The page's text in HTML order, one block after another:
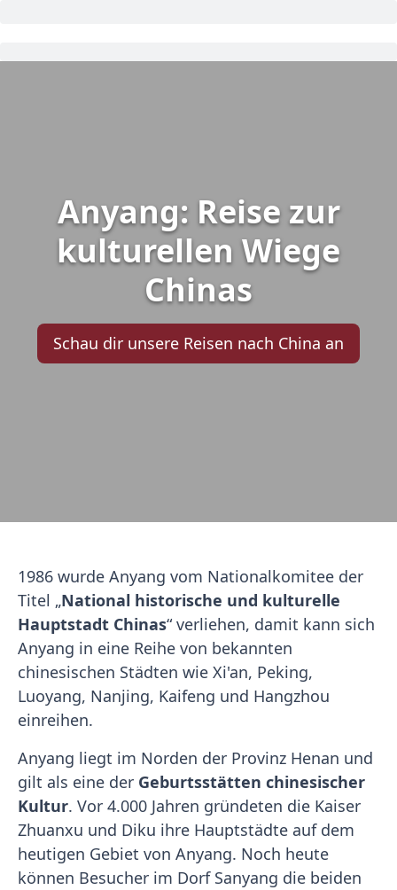
Anyang: Reise zur
kulturellen Wiege
Chinas
Schau dir unsere Reisen nach China an
1986 wurde Anyang vom Nationalkomitee der
Titel „National historische und kulturelle
Hauptstadt Chinas“ verliehen, damit kann sich
Anyang in eine Reihe von bekannten
chinesischen Städten wie Xi'an, Peking,
Luoyang, Nanjing, Kaifeng und Hangzhou
einreihen.
Anyang liegt im Norden der Provinz Henan und
gilt als eine der Geburtsstätten chinesischer
Kultur. Vor 4.000 Jahren gründeten die Kaiser
Zhuanxu und Diku ihre Hauptstädte auf dem
heutigen Gebiet von Anyang. Noch heute
können Besucher im Dorf Sanyang die beiden